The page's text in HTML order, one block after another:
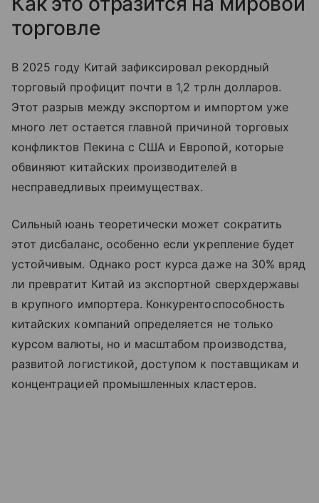
торговле
В 2025 году Китай зафиксировал рекордный
торговый профицит почти в 1,2 трлн долларов.
Этот разрыв между экспортом и импортом уже
много лет остается главной причиной торговых
конфликтов Пекина с США и Европой, которые
обвиняют китайских производителей в
несправедливых преимуществах.
Сильный юань теоретически может сократить
этот дисбаланс, особенно если укрепление будет
устойчивым. Однако рост курса даже на 30% вряд
ли превратит Китай из экспортной сверхдержавы
в крупного импортера. Конкурентоспособность
китайских компаний определяется не только
курсом валюты, но и масштабом производства,
развитой логистикой, доступом к поставщикам и
концентрацией промышленных кластеров.